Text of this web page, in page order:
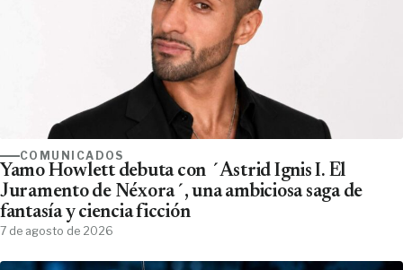
COMUNICADOS
Yamo Howlett debuta con ´Astrid Ignis I. El
Juramento de Néxora´, una ambiciosa saga de
fantasía y ciencia ficción
7 de agosto de 2026